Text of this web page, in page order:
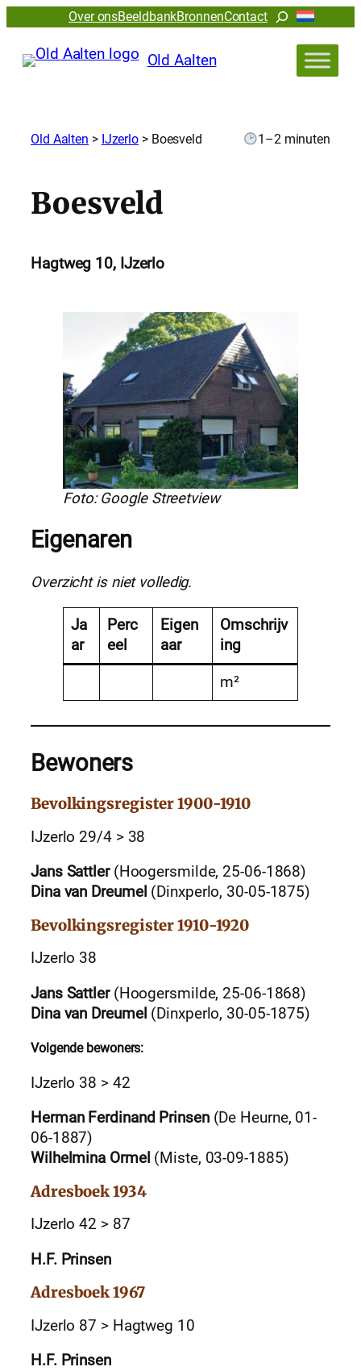
Over onsBeeldbankBronnenContactZoeken
Old Aalten
Old Aalten > IJzerlo > Boesveld 1–2 minuten
Boesveld
Hagtweg 10, IJzerlo
Foto: Google Streetview
Eigenaren
Overzicht is niet volledig.
Ja
ar
Perc
eel
Eigen
aar
Omschrijv
ing
m²
Bewoners
Bevolkingsregister 1900-1910
IJzerlo 29/4 > 38
Jans Sattler(Hoogersmilde, 25-06-1868)
Dina van Dreumel (Dinxperlo, 30-05-1875)
Bevolkingsregister 1910-1920
IJzerlo 38
Jans Sattler(Hoogersmilde, 25-06-1868)
Dina van Dreumel (Dinxperlo, 30-05-1875)
Volgende bewoners:
IJzerlo 38 > 42
Herman Ferdinand Prinsen(De Heurne, 01-
06-1887)
Wilhelmina Ormel (Miste, 03-09-1885)
Adresboek 1934
IJzerlo 42 > 87
H.F. Prinsen
Adresboek 1967
IJzerlo 87 > Hagtweg 10
H.F. Prinsen